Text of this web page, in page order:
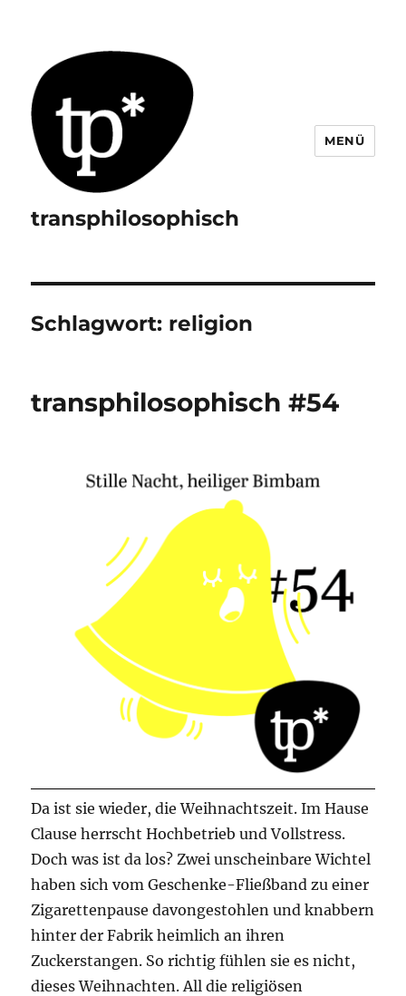
transphilosophisch
MENÜ
Schlagwort: religion
transphilosophisch #54
Da ist sie wieder, die Weihnachtszeit. Im Hause
Clause herrscht Hochbetrieb und Vollstress.
Doch was ist da los? Zwei unscheinbare Wichtel
haben sich vom Geschenke-Fließband zu einer
Zigarettenpause davongestohlen und knabbern
hinter der Fabrik heimlich an ihren
Zuckerstangen. So richtig fühlen sie es nicht,
dieses Weihnachten. All die religiösen